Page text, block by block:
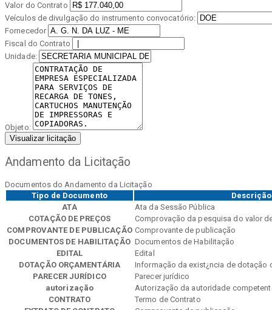
Valor do Contrato
Veículos de divulgação do instrumento convocatório:
Fornecedor
Fiscal do Contrato
Unidade:
Objeto:
Visualizar licitação
Andamento da Licitação
Documentos do Andamento da Licitação
Tipo de Documento
Descrição
ATA
Ata da Sessão Pública
COTAÇÃO DE PREÇOS
Comprovação da pesquisa do valor
COMPROVANTE DE PUBLICAÇÃO Comprovante de publicação
DOCUMENTOS DE HABILITAÇÃO Documentos de Habilitação
EDITAL
Edital
DOTAÇÃO ORÇAMENTÁRIA
Informação da exist¿ncia de dotação
PARECER JURÍDICO
Parecer jurídico
autorização
Autorização da autoridade
CONTRATO
Termo de Contrato